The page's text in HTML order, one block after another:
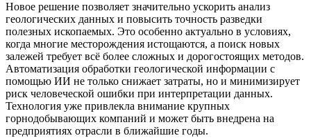
Новое решение позволяет значительно ускорить анализ
геологических данных и повысить точность разведки
полезных ископаемых. Это особенно актуально в условиях,
когда многие месторождения истощаются, а поиск новых
залежей требует всё более сложных и дорогостоящих методов.
Автоматизация обработки геологической информации с
помощью ИИ не только снижает затраты, но и минимизирует
риск человеческой ошибки при интерпретации данных.
Технология уже привлекла внимание крупных
горнодобывающих компаний и может быть внедрена на
предприятиях отрасли в ближайшие годы.